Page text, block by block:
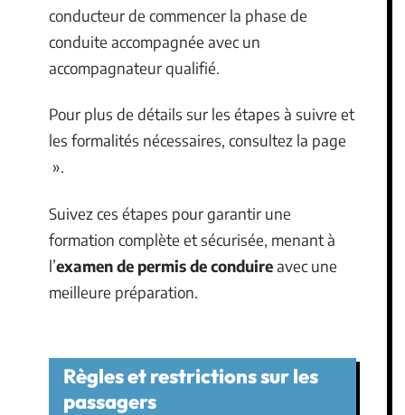
conducteur de commencer la phase de
conduite accompagnée avec un
accompagnateur qualifié.
Pour plus de détails sur les étapes à suivre et
les formalités nécessaires, consultez la page
».
Suivez ces étapes pour garantir une
formation complète et sécurisée, menant à
l’examen de permis de conduireavec une
meilleure préparation.
Règles et restrictions sur les
passagers